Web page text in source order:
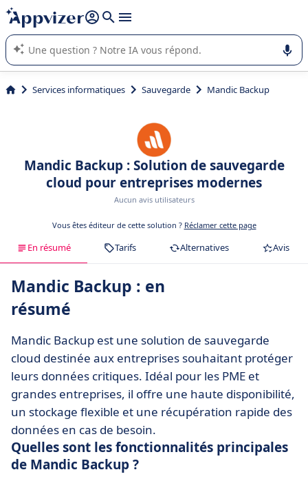
répondre (plusieurs lignes avec
L'IA de Appvizer vous guide dans l'utilisation ou la sélection de
logiciel SaaS en entreprise.
Services informatiques Sauvegarde Mandic Backup
Mandic Backup : Solution de sauvegarde
cloud pour entreprises modernes
Aucun avis utilisateurs
Vous êtes éditeur de cette solution ? Réclamer cette page
En résumé Tarifs Alternatives Avis
Mandic Backup : en
résumé
Mandic Backup est une solution de sauvegarde
cloud destinée aux entreprises souhaitant protéger
leurs données critiques. Idéal pour les PME et
grandes entreprises, il offre une haute disponibilité,
un stockage flexible et une récupération rapide des
données en cas de besoin.
Quelles sont les fonctionnalités principales
de Mandic Backup ?